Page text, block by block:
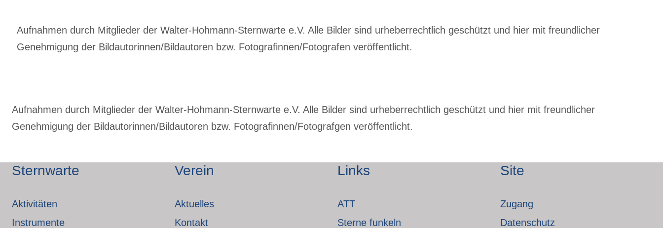
Aufnahmen durch Mitglieder der Walter-Hohmann-Sternwarte e.V. Alle Bilder sind urheberrechtlich geschützt und hier mit freundlicher
Genehmigung der Bildautorinnen/Bildautoren bzw. Fotografinnen/Fotografen veröffentlicht.
Aufnahmen durch Mitglieder der Walter-Hohmann-Sternwarte e.V. Alle Bilder sind urheberrechtlich geschützt und hier mit freundlicher
Genehmigung der Bildautorinnen/Bildautoren bzw. Fotografinnen/Fotografgen veröffentlicht.
Sternwarte
Aktivitäten
Instrumente
Verein
Aktuelles
Kontakt
Links
ATT
Sterne funkeln
Site
Zugang
Datenschutz